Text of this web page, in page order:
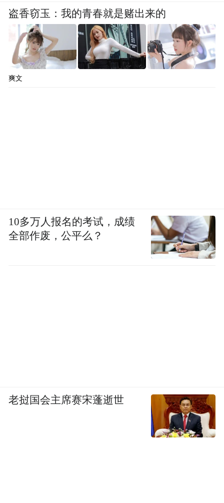
盗香窃玉：我的青春就是赌出来的
爽文
10多万人报名的考试，成绩
全部作废，公平么？
老挝国会主席赛宋蓬逝世